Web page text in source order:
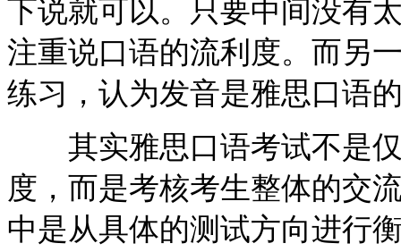
下说就可以。只要中间没有
注重说口语的流利度。而另
练习，认为发音是雅思口语
其实雅思口语考试不是仅
度，而是考核考生整体的交
中是从具体的测试方向进行